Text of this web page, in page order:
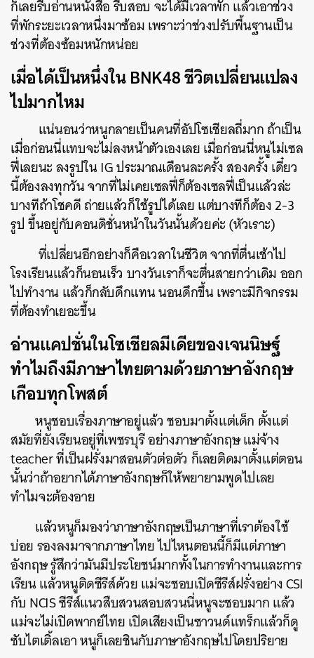
ก็เลยรีบอ่านหนังสือ รีบสอบ จะได้มีเวลาพัก แล้วเอาช่วง
ที่พักระยะเวลาหนึ่งมาซ้อม เพราะว่าช่วงปรับพื้นฐานเป็น
ช่วงที่ต้องซ้อมหนักหน่อย
เมื่อได้เป็นหนึ่งใน BNK48 ชีวิตเปลี่ยนแปลง
ไปมากไหม
แน่นอนว่าหนูกลายเป็นคนที่อัปโซเชียลถี่มาก ถ้าเป็น
เมื่อก่อนนี่แทบจะไม่ลงหน้าตัวเองเลย เมื่อก่อนนี่หนูไม่เซล
ฟี่เลยนะ ลงรูปใน IG ประมาณเดือนละครั้ง สองครั้ง เดี๋ยว
นี้ต้องลงทุกวัน จากที่ไม่เคยเซลฟี่ก็ต้องเซลฟี่เป็นแล้วล่ะ
บางทีถ้าโชคดี ถ่ายแล้วก็ใช้รูปได้เลย แต่บางทีก็ต้อง 2-3
รูป ขึ้นอยู่กับคอนดิชั่นหน้าในวันนั้นด้วยค่ะ (หัวเราะ)
ที่เปลี่ยนอีกอย่างก็คือเวลาในชีวิต จากที่ตื่นเช้าไป
โรงเรียนแล้วก็นอนเร็ว บางวันเราก็จะตื่นสายกว่าเดิม ออก
ไปทำงาน แล้วก็กลับดึกแทน นอนดึกขึ้น เพราะมีกิจกรรม
ที่ต้องทำเยอะขึ้น
อ่านแคปชั่นในโซเชียลมีเดียของเจนนิษฐ์
ทำไมถึงมีภาษาไทยตามด้วยภาษาอังกฤษ
เกือบทุกโพสต์
หนูชอบเรื่องภาษาอยู่แล้ว ชอบมาตั้งแต่เด็ก ตั้งแต่
สมัยที่ยังเรียนอยู่ที่เพชรบุรี อย่างภาษาอังกฤษ แม่จ้าง
teacher ที่เป็นฝรั่งมาสอนตัวต่อตัว ก็เลยติดมาตั้งแต่ตอน
นั้นว่าถ้าอยากได้ภาษาอังกฤษก็ให้พยายามพูดไปเลย
ทำไมจะต้องอาย
แล้วหนูก็มองว่าภาษาอังกฤษเป็นภาษาที่เราต้องใช้
บ่อย รองลงมาจากภาษาไทย ไปไหนตอนนี้ก็มีแต่ภาษา
อังกฤษ รู้สึกว่ามันมีประโยชน์มากทั้งในการทำงานและการ
เรียน แล้วหนูติดซีรีส์ด้วย แม่จะชอบเปิดซีรีส์ฝรั่งอย่าง CSI
กับ NCIS ซีรีส์แนวสืบสวนสอบสวนนี่หนูจะชอบมาก แล้ว
แม่จะไม่เปิดพากย์ไทย เปิดเสียงเป็นซาวนด์แทร็กแล้วก็ดู
ซับไตเติ้ลเอา หนูก็เลยชินกับภาษาอังกฤษไปโดยปริยาย